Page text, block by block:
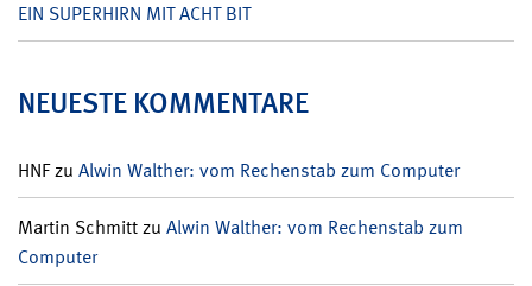
EIN SUPERHIRN MIT ACHT BIT
NEUESTE KOMMENTARE
HNFzu Alwin Walther: vom Rechenstab zum Computer
Martin Schmittzu Alwin Walther: vom Rechenstab zum
Computer